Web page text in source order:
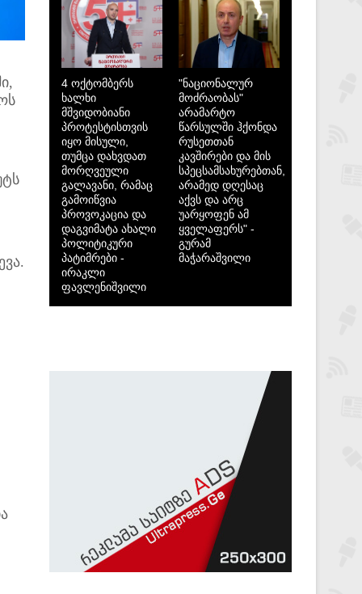
4 ოქტომბერს
ხალხი
მშვიდობიანი
პროტესტისთვის
იყო მისული,
თუმცა დახვდათ
მორღვეული
გალავანი, რამაც
გამოიწვია
პროვოკაცია და
დაგვიმატა ახალი
პოლიტიკური
პატიმრები -
ირაკლი
ფავლენიშვილი
"ნაციონალურ
მოძრაობას"
არამარტო
წარსულში ჰქონდა
რუსეთთან
კავშირები და მის
სპეცსამსახურებთან,
არამედ დღესაც
აქვს და არც
უარყოფენ ამ
ყველაფერს" -
გურამ
მაჭარაშვილი